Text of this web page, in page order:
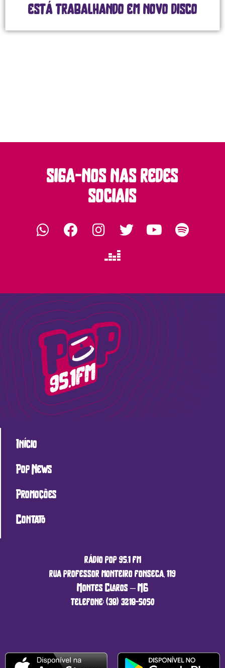
trabalhando em novo disco
siga-nos nas redes
sociais
Início
Pop News
Promoções
Contato
rádio pop 95.1 fm
rua professor monteiro fonseca, 119
Montes Claros – MG
telefone: (38) 3218-5050